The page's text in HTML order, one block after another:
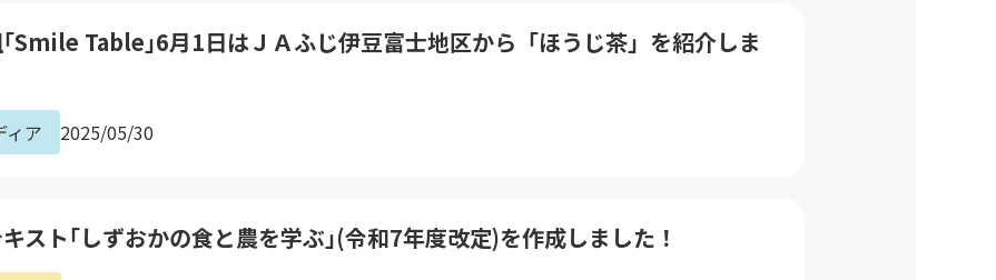
Smile Table｣6月1日はＪＡふじ伊豆富士地区から「ほうじ茶」を紹介しま
ィア 2025/05/30
スト｢しずおかの食と農を学ぶ｣(令和7年度改定)を作成しました！